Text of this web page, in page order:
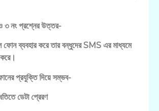
৩ নং প্রশ্নের উত্তর-
ব্যবহার করে তার বন্ধুদের SMS এর মাধ্যমে
প্রযুক্তি দিয়ে সম্ভব-
ডেটা প্রেরণ